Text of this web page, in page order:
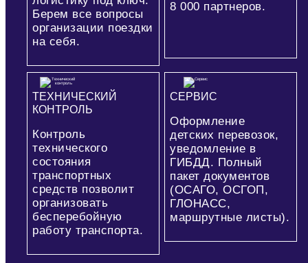
Берем все вопросы
организации поездки
на себя.
8 000 партнеров.
ТЕХНИЧЕСКИЙ
КОНТРОЛЬ
Контроль
технического
состояния
транспортных
средств позволит
организовать
бесперебойную
работу транспорта.
СЕРВИС
Оформление
детских перевозок,
уведомление в
ГИБДД. Полный
пакет документов
(ОСАГО, ОСГОП,
ГЛОНАСС,
маршрутные листы).